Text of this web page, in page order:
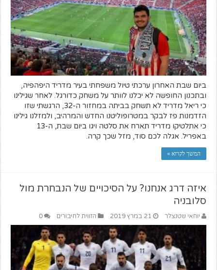
ביום שבת האחרון ערכתי טיול משפחתי בעיר מדריד היפהפיה,
ובתכנון החופשה לא יכלנו לוותר על משחק כדורגל. לאחר שגילינו
כי ריאל מדריד לא תשחק בביתה במחזור ה-32, הרגשתי שזו
הזדמנות פז לבקר במטרופוליטנו החדש והמרהיב, ולמזלנו גילינו
כי אתלטיקו מדריד תארח את סלטה ויגו ביום שבת, ה-13
באפריל. אגלה לכם סוד, מזל שכך קרה.
המשך לקרוא »
איזה דרג אנחנו? על הסיכויים של הנבחרת מול
סלובניה
יוחאי שטנצלר 21 במרץ 2019 הזווית לחיבורים 0